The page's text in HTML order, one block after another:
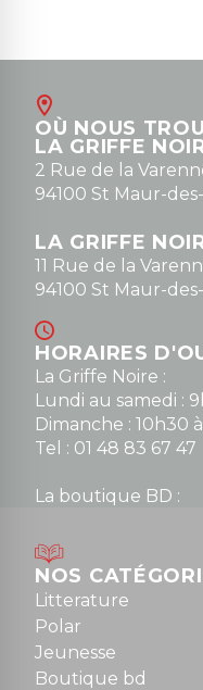
OÙ NOUS
LA GRIFFE
2 Rue de la
94100 St Maur-
LA GRIFFE
11 Rue de la
94100 St Maur-
HORAIRES
La Griffe Noire :
Lundi au samedi :
Dimanche : 10h30
Tel : 01 48 83 67 47
La boutique BD :
Mardi au samedi :
Dimanche : 10h30 à
Tel : 01 48 89 13 88
Fermé le
NOS
Litterature
Polar
Jeunesse
Boutique bd